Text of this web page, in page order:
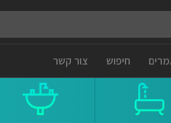
חיפוש צור קשר